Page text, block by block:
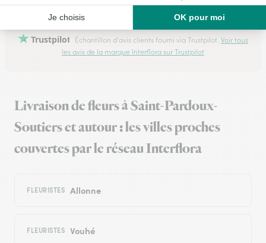
30/07/2026
Trustpilot Échantillon d'avis clients fourni via Trustpilot. Voir tous
les avis de la marque Interflora sur Trustpilot
Livraison de fleurs à Saint-Pardoux-
Soutiers et autour : les villes proches
couvertes par le réseau Interflora
FLEURISTES Allonne
FLEURISTES Vouhé